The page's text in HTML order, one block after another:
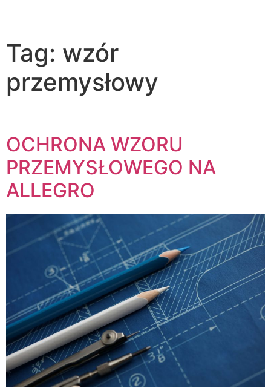
Tag: wzór
przemysłowy
OCHRONA WZORU
PRZEMYSŁOWEGO NA
ALLEGRO